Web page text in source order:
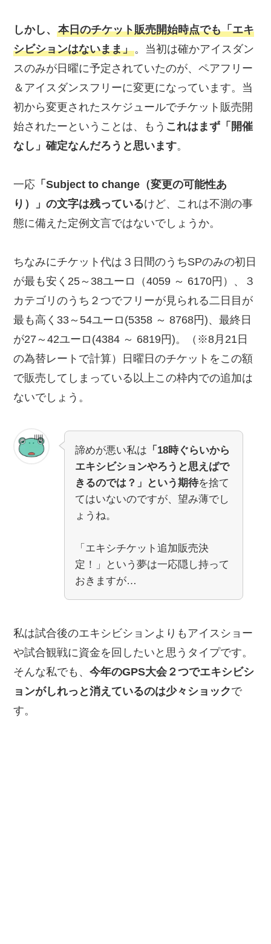
しかし、本日のチケット販売開始時点でも「エキ
シビションはないまま」。当初は確かアイスダン
スのみが日曜に予定されていたのが、ペアフリー
＆アイスダンスフリーに変更になっています。当
初から変更されたスケジュールでチケット販売開
始されたーということは、もう これはまず「開催
なし」確定なんだろうと思います。
一応 「Subject to change（変更の可能性あ
り）」の文字は残っているけど、これは不測の事
態に備えた定例文言ではないでしょうか。
ちなみにチケット代は３日間のうちSPのみの初日
が最も安く25～38ユーロ（4059 ～ 6170円）、３
カテゴリのうち２つでフリーが見られる二日目が
最も高く33～54ユーロ(5358 ～ 8768円)、最終日
が27～42ユーロ(4384 ～ 6819円)。（※8月21日
の為替レートで計算）日曜日のチケットをこの額
で販売してしまっている以上この枠内での追加は
ないでしょう。
諦めが悪い私は 「18時ぐらいから
エキシビションやろうと思えばで
きるのでは？」という期待を捨て
てはいないのですが、望み薄でし
ょうね。
「エキシチケット追加販売決
定！」という夢は一応隠し持って
おきますが…
私は試合後のエキシビションよりもアイスショー
や試合観戦に資金を回したいと思うタイプです。
そんな私でも、今年のGPS大会２つでエキシビシ
ョンがしれっと消えているのは少々ショックで
す。